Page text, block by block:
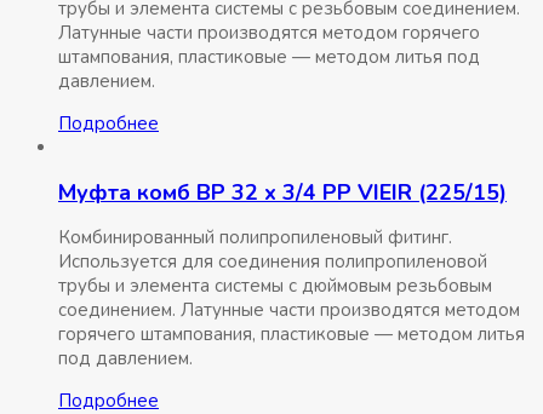
трубы и элемента системы с резьбовым соединением.
Латунные части производятся методом горячего
штампования, пластиковые — методом литья под
давлением.
Подробнее
Муфта комб ВР 32 x 3/4 РР VIEIR (225/15)
Комбинированный полипропиленовый фитинг.
Используется для соединения полипропиленовой
трубы и элемента системы с дюймовым резьбовым
соединением. Латунные части производятся методом
горячего штампования, пластиковые — методом литья
под давлением.
Подробнее